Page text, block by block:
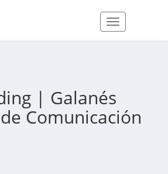
| Galanés
Comunicación